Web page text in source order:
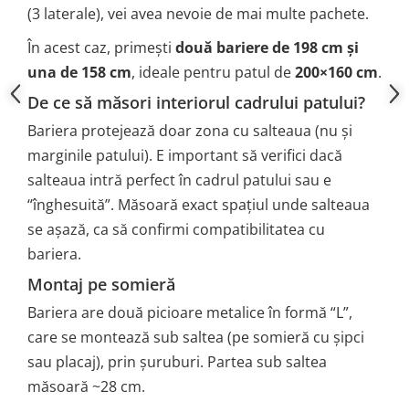
(3 laterale), vei avea nevoie de mai multe pachete.
În acest caz, primești două bariere de 198 cm și
una de 158 cm, ideale pentru patul de200×160 cm.
De ce să măsori interiorul cadrului patului?
Bariera protejează doar zona cu salteaua (nu și
marginile patului). E important să verifici dacă
salteaua intră perfect în cadrul patului sau e
“înghesuită”. Măsoară exact spațiul unde salteaua
se așază, ca să confirmi compatibilitatea cu
bariera.
Montaj pe somieră
Bariera are două picioare metalice în formă “L”,
care se montează sub saltea (pe somieră cu șipci
sau placaj), prin șuruburi. Partea sub saltea
măsoară ~28 cm.